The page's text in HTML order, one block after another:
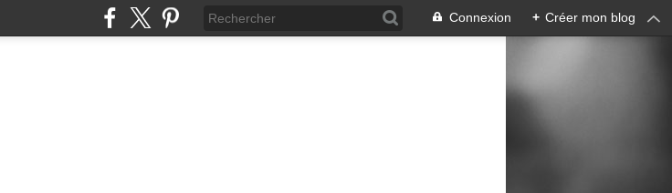
Connexion + Créer mon blog